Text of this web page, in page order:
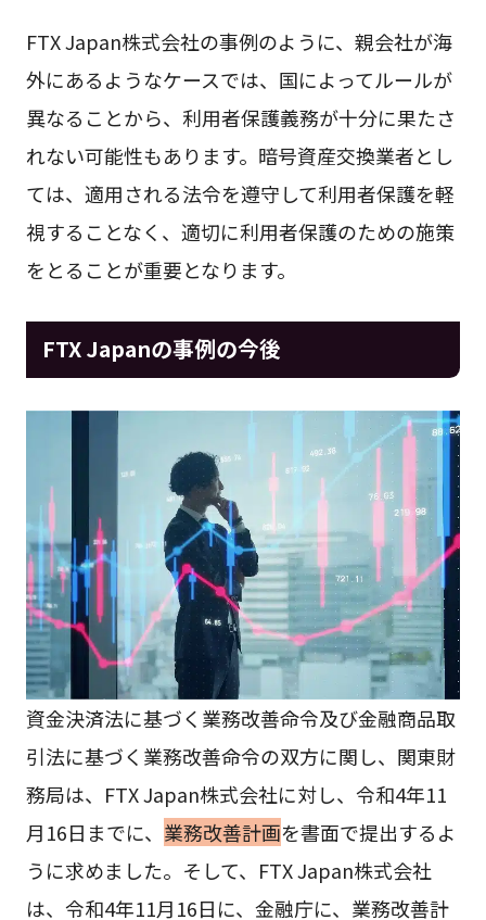
FTX Japan株式会社の事例のように、親会社が海
外にあるようなケースでは、国によってルールが
異なることから、利用者保護義務が十分に果たさ
れない可能性もあります。暗号資産交換業者とし
ては、適用される法令を遵守して利用者保護を軽
視することなく、適切に利用者保護のための施策
をとることが重要となります。
FTX Japanの事例の今後
資金決済法に基づく業務改善命令及び金融商品取
引法に基づく業務改善命令の双方に関し、関東財
務局は、FTX Japan株式会社に対し、令和4年11
月16日までに、 業務改善計画を書面で提出するよ
うに求めました。そして、FTX Japan株式会社
は、令和4年11月16日に、金融庁に、業務改善計